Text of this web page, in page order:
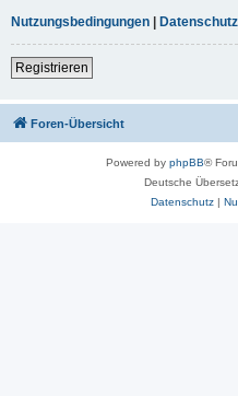
Nutzungsbedingungen |
Registrieren
Foren-Übersicht
Powered by phpBB®
Deutsche
Datenschutz|